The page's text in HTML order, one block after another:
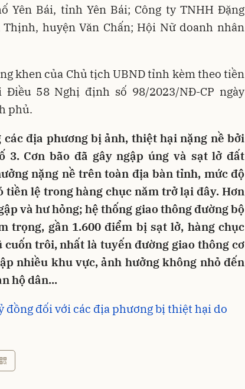
Yên Bái, tỉnh Yên Bái; Công ty TNHH Đặng
Thịnh, huyện Văn Chấn; Hội Nữ doanh nhân
khen của Chủ tịch UBND tỉnh kèm theo tiền
58 Nghị định số 98/2023/NĐ-CP ngày
phủ.
các địa phương bị ảnh, thiệt hại nặng nề bởi
3. Cơn bão đã gây ngập úng và sạt lở đất
nặng nề trên toàn địa bàn tỉnh, mức độ
tiền lệ trong hàng chục năm trở lại đây. Hơn
và hư hỏng; hệ thống giao thông đường bộ
trọng, gần 1.600 điểm bị sạt lở, hàng chục
cuốn trôi, nhất là tuyến đường giao thông cơ
nhiều khu vực, ảnh hưởng không nhỏ đến
hộ dân...
đồng đối với các địa phương bị thiệt hại do